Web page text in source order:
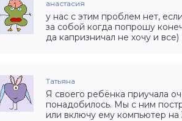
анастасия
у нас с этим проблем нет,
за собой когда попрошу
да капризничал не хочу и все)
Татьяна
Я своего ребёнка приучала
понадобилось. Мы с ним
или включу ему компьютер на